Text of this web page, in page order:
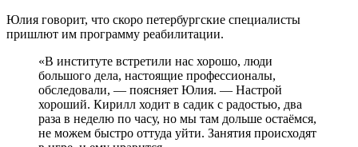
Юлия говорит, что скоро петербургские специалисты
пришлют им программу реабилитации.
«В институте встретили нас хорошо, люди
большого дела, настоящие профессионалы,
обследовали, — поясняет Юлия. — Настрой
хороший. Кирилл ходит в садик с радостью, два
раза в неделю по часу, но мы там дольше остаёмся,
не можем быстро оттуда уйти. Занятия происходят